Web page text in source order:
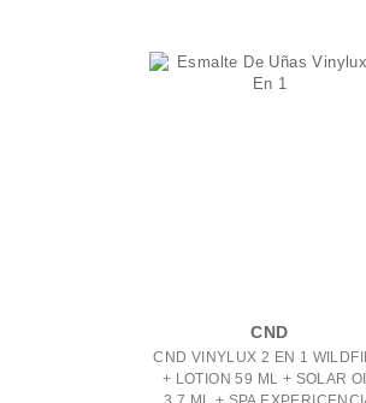
CND
CND VINYLUX 2 EN 1
+ LOTION 59 ML + SOLAR